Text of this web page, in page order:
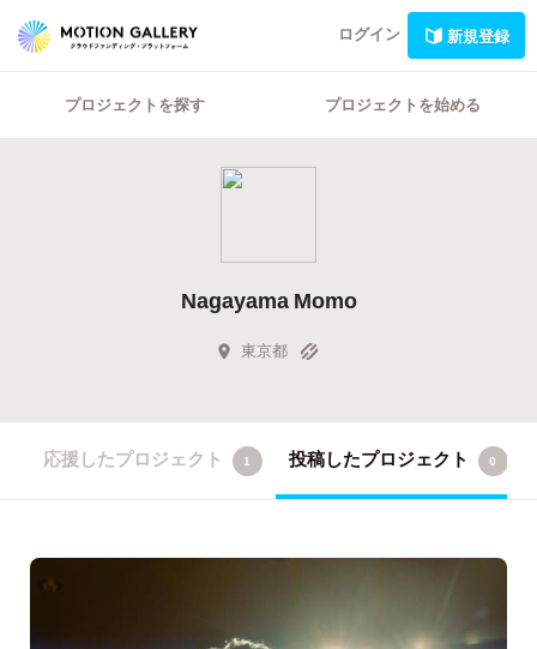
ログイン 新規登録
プロジェクトを探す プロジェクトを始める
Nagayama Momo
東京都
応援したプロジェクト 1 投稿したプロジェクト 0